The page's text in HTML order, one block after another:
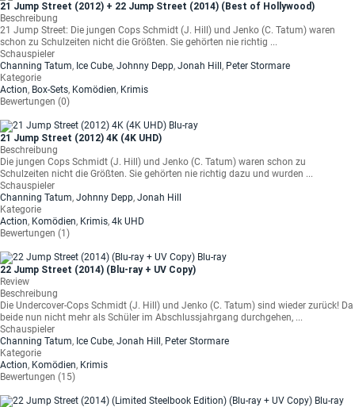
21 Jump Street (2012) + 22 Jump Street (2014) (Best of Hollywood)
Beschreibung
21 Jump Street: Die jungen Cops Schmidt (J. Hill) und Jenko (C. Tatum) waren
schon zu Schulzeiten nicht die Größten. Sie gehörten nie richtig ...
Schauspieler
Channing Tatum, Ice Cube, Johnny Depp, Jonah Hill , Peter Stormare
Kategorie
Action, Box-Sets, Komödien, Krimis
Bewertungen (0)
21 Jump Street (2012) 4K (4K UHD)
Beschreibung
Die jungen Cops Schmidt (J. Hill) und Jenko (C. Tatum) waren schon zu
Schulzeiten nicht die Größten. Sie gehörten nie richtig dazu und wurden ...
Schauspieler
Channing Tatum, Johnny Depp, Jonah Hill
Kategorie
Action, Komödien, Krimis, 4k UHD
Bewertungen (1)
22 Jump Street (2014) (Blu-ray + UV Copy)
Review
Beschreibung
Die Undercover-Cops Schmidt (J. Hill) und Jenko (C. Tatum) sind wieder zurück! Da
beide nun nicht mehr als Schüler im Abschlussjahrgang durchgehen, ...
Schauspieler
Channing Tatum, Ice Cube, Jonah Hill , Peter Stormare
Kategorie
Action, Komödien, Krimis
Bewertungen (15)